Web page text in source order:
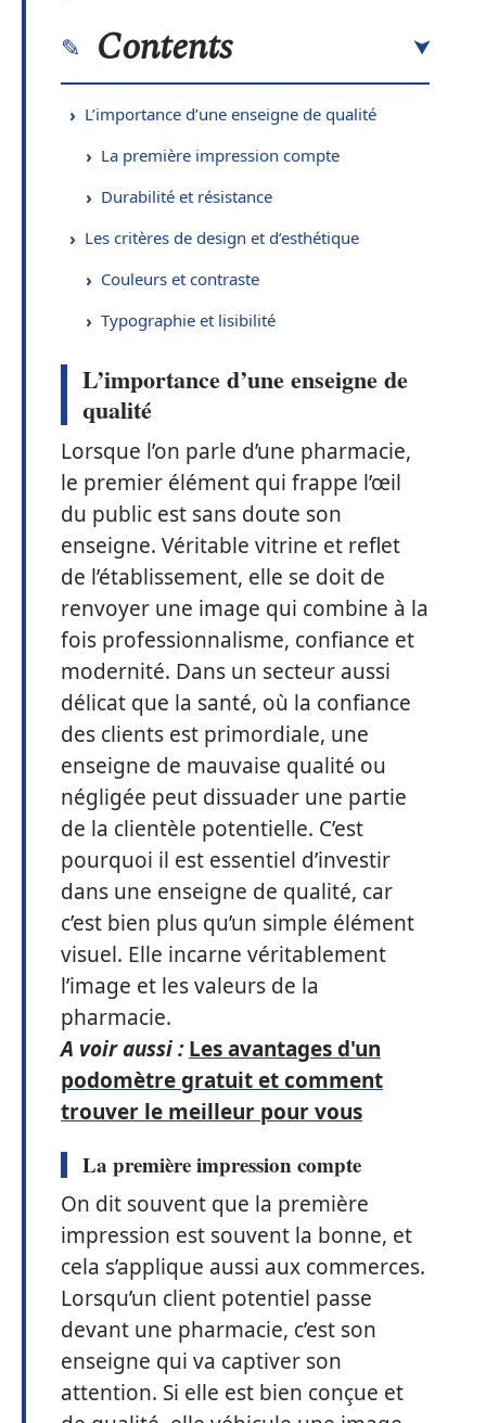
Contents
L’importance d’une enseigne de qualité
La première impression compte
Durabilité et résistance
Les critères de design et d’esthétique
Couleurs et contraste
Typographie et lisibilité
L’importance d’une enseigne de
qualité
Lorsque l’on parle d’une pharmacie,
le premier élément qui frappe l’œil
du public est sans doute son
enseigne. Véritable vitrine et reflet
de l’établissement, elle se doit de
renvoyer une image qui combine à la
fois professionnalisme, confiance et
modernité. Dans un secteur aussi
délicat que la santé, où la confiance
des clients est primordiale, une
enseigne de mauvaise qualité ou
négligée peut dissuader une partie
de la clientèle potentielle. C’est
pourquoi il est essentiel d’investir
dans une enseigne de qualité, car
c’est bien plus qu’un simple élément
visuel. Elle incarne véritablement
l’image et les valeurs de la
pharmacie.
A voir aussi : Les avantages d'un
podomètre gratuit et comment
trouver le meilleur pour vous
La première impression compte
On dit souvent que la première
impression est souvent la bonne, et
cela s’applique aussi aux commerces.
Lorsqu’un client potentiel passe
devant une pharmacie, c’est son
enseigne qui va captiver son
attention. Si elle est bien conçue et